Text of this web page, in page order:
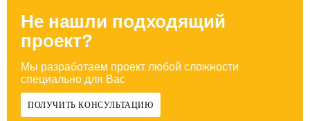
Не нашли подходящий
проект?
Мы разработаем проект любой сложности
специально для Вас
ПОЛУЧИТЬ КОНСУЛЬТАЦИЮ